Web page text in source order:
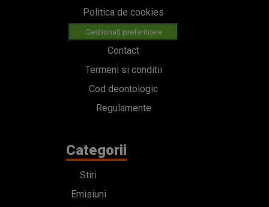
Politica de cookies
Gestionați preferințele
Contact
Termeni si conditii
Cod deontologic
Regulamente
Categorii
Stiri
Emisiuni